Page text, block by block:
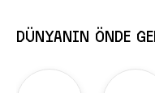
DÜNYANIN ÖNDE